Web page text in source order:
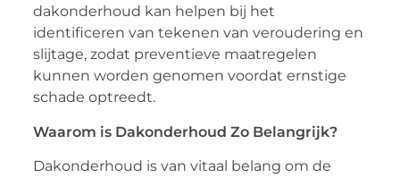
dakonderhoud kan helpen bij het
identificeren van tekenen van veroudering en
slijtage, zodat preventieve maatregelen
kunnen worden genomen voordat ernstige
schade optreedt.
Waarom is Dakonderhoud Zo Belangrijk?
Dakonderhoud is van vitaal belang om de